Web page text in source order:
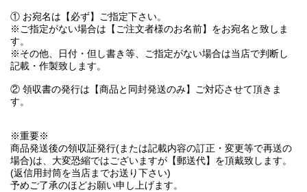
① お宛名は【必ず】ご指定下さい。
※ご指定がない場合は【ご注文者様のお名前】をお宛名と致しま
す。
※その他、日付・但し書き等、ご指定がない場合は当店で判断し
記載・作製致します。
② 領収書の発行は【商品と同封発送のみ】ご対応させて頂きま
す。
※重要※
商品発送後の領収証発行(または記載内容の訂正・変更等で再送の
場合)は、大変恐縮ではございますが【郵送代】を頂戴致します。
(返信用封筒を当店までお送り下さい)
予めご了承のほどお願い申し上げます。